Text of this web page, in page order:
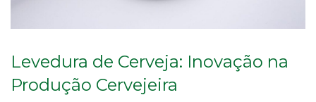
Levedura de Cerveja: Inovação na
Produção Cervejeira